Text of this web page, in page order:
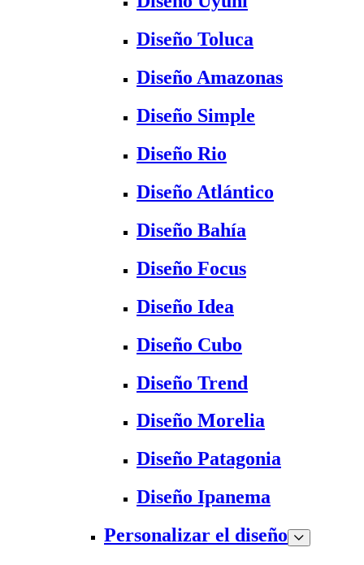
Diseño Toluca
Diseño Amazonas
Diseño Simple
Diseño Rio
Diseño Atlántico
Diseño Bahía
Diseño Focus
Diseño Idea
Diseño Cubo
Diseño Trend
Diseño Morelia
Diseño Patagonia
Diseño Ipanema
Personalizar el diseño